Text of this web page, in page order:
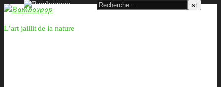
L’art jaillit de la nature